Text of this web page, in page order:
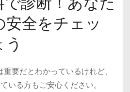
全をチェッ
重要だとわかっているけれど、
いる方もご安心ください。